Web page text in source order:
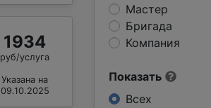
Мастер
Бригада
Компания
Показать
Всех
1934
руб/услуга
Указана на
09.10.2025